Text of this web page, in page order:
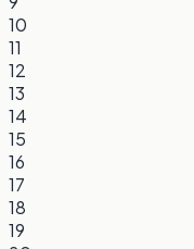
10
11
12
13
14
15
16
17
18
19